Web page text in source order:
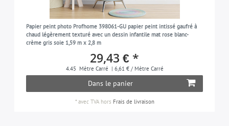
Papier peint photo Profhome 398061-GU papier peint intissé gaufré à
chaud légèrement texturé avec un dessin infantile mat rose blanc-
crème gris soie 1,59 m x 2,8 m
29,43 € *
4.45 Mètre Carré | 6,61 € / Mètre Carré
Dans le panier
*avec TVAhors Frais de livraison